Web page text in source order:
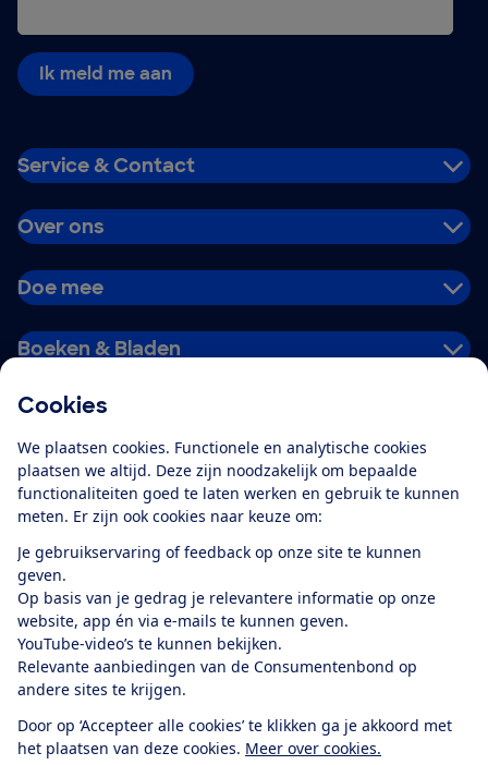
Cookies
We plaatsen cookies. Functionele en analytische cookies
plaatsen we altijd. Deze zijn noodzakelijk om bepaalde
functionaliteiten goed te laten werken en gebruik te kunnen
meten. Er zijn ook cookies naar keuze om:
Je gebruikservaring of feedback op onze site te kunnen
geven.
Op basis van je gedrag je relevantere informatie op onze
website, app én via e-mails te kunnen geven.
YouTube-video’s te kunnen bekijken.
Relevante aanbiedingen van de Consumentenbond op
andere sites te krijgen.
Door op ‘Accepteer alle cookies’ te klikken ga je akkoord met
het plaatsen van deze cookies. Meer over cookies.
Ik meld me aan
Service & Contact
Over ons
Doe mee
Boeken & Bladen
Alles over de
app
Algemene Voorwaarden
Privacyverklaring
Cookiebeleid
Privacyvoorkeuren
Toegankelijkheid
RSS-feed nieuws
Facebook
TwitterInstagram
YoutubeLinkedIn
12.901consumentenbeoordelen de Consumentenbondmet gemiddeld